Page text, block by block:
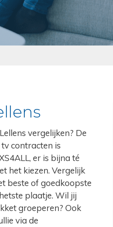
vergelijken? De
contracten is
er is bijna té
het kiezen. Vergelijk
beste of goedkoopste
plaatje. Wil jij
groeperen? Ook
via de